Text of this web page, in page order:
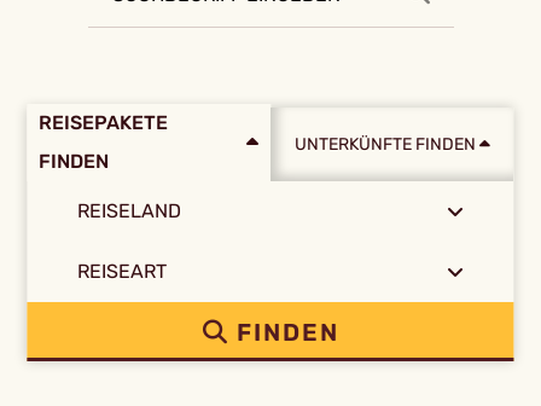
REISEPAKETE
FINDEN
UNTERKÜNFTE FINDEN
REISELAND
REISEART
FINDEN